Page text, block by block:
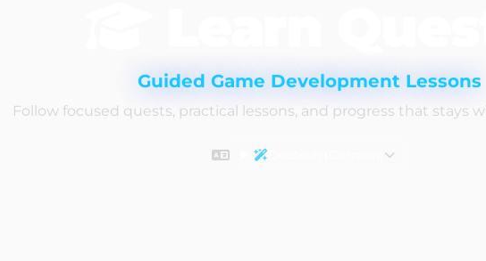
Guided Game Development Lessons
Follow focused quests, practical lessons, and progress that stays